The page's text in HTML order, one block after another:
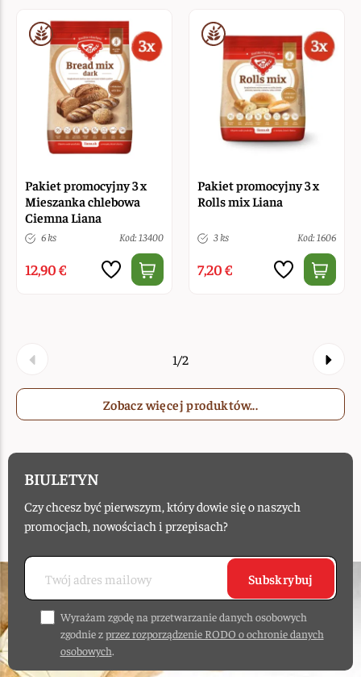
Pakiet promocyjny 3 x
Mieszanka chlebowa
Ciemna Liana
6 ks Kod: 13400
12,90 €
Pakiet promocyjny 3 x
Rolls mix Liana
3 ks Kod: 1606
7,20 €
1/2
Zobacz więcej produktów...
BIULETYN
Czy chcesz być pierwszym, który dowie się o naszych
promocjach, nowościach i przepisach?
Subskrybuj
Wyrażam zgodę na przetwarzanie danych osobowych
zgodnie zprzez rozporządzenie RODO o ochronie danych
osobowych.